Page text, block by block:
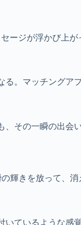
ージが浮かび上
。マッチングア
その一瞬の出会
輝きを放って、
ているような感